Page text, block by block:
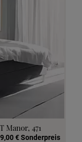
Manor, 471
€ Sonderpreis